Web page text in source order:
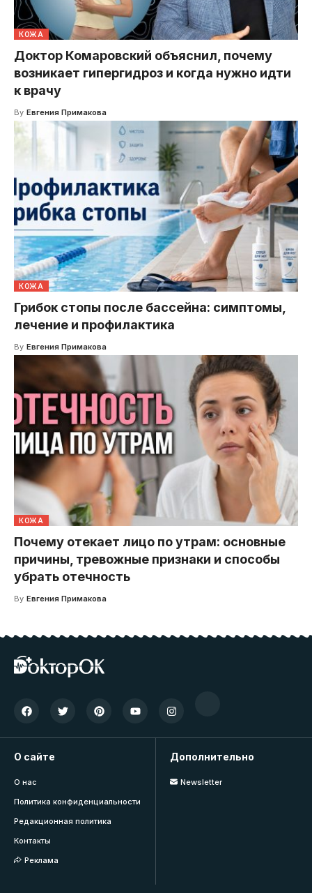
КОЖА
Доктор Комаровский объяснил, почему
возникает гипергидроз и когда нужно идти
к врачу
By Евгения Примакова
КОЖА
Грибок стопы после бассейна: симптомы,
лечение и профилактика
By Евгения Примакова
КОЖА
Почему отекает лицо по утрам: основные
причины, тревожные признаки и способы
убрать отечность
By Евгения Примакова
О сайте
О нас
Политика конфиденциальности
Редакционная политика
Контакты
Реклама
Дополнительно
Newsletter